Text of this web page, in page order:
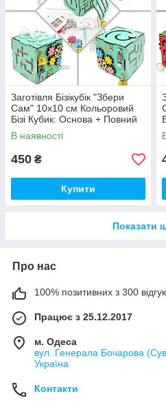
Заготівля Бізікубік "Збери
Сам" 10х10 см Кольоровий
Бізі Кубик: Основа + Повний
Комплект (в Розібраному
Виді) Кубік Бізи, Бірюза
В наявності
450 ₴
Купити
Показати
Про нас
100% позитивних з 300
Працює з 25.12.2017
м. Одеса
вул. Генерала Бочарова
Україна
Контакти